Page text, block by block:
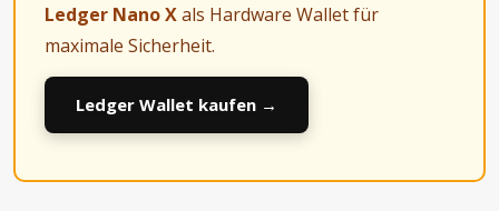
Ledger Nano Xals Hardware Wallet für
maximale Sicherheit.
Ledger Wallet kaufen →